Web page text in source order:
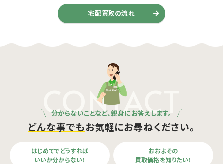
宅配買取の流れ
CONTACT
分からないことなど、親身にお答えします。
どんな事でもお気軽にお尋ねください。
はじめてでどうすれば
いいか分からない！
おおよその
買取価格を知りたい！